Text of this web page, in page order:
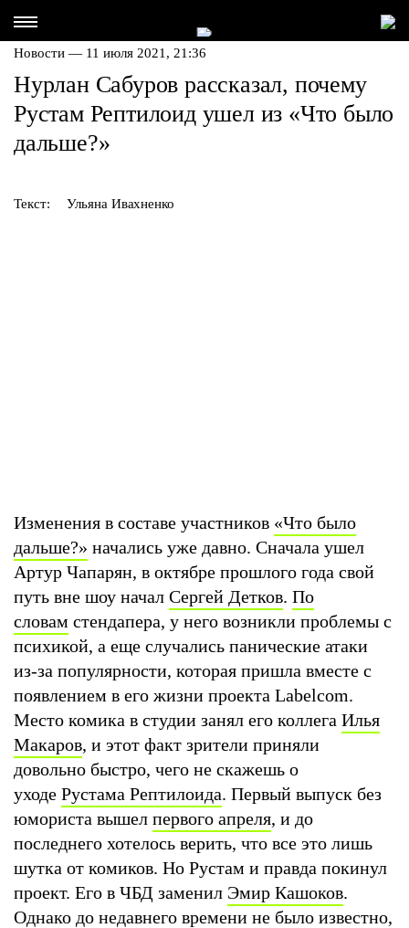
Новости — 11 июля 2021, 21:36
Нурлан Сабуров рассказал, почему
Рустам Рептилоид ушел из «Что было
дальше?»
Текст: Ульяна Ивахненко
Изменения в составе участников «Что было
дальше?» начались уже давно. Сначала ушел
Артур Чапарян, в октябре прошлого года свой
путь вне шоу начал Сергей Детков. По
словам стендапера, у него возникли проблемы с
психикой, а еще случались панические атаки
из-за популярности, которая пришла вместе с
появлением в его жизни проекта Labelcom.
Место комика в студии занял его коллега Илья
Макаров, и этот факт зрители приняли
довольно быстро, чего не скажешь о
уходе Рустама Рептилоида. Первый выпуск без
юмориста вышел первого апреля, и до
последнего хотелось верить, что все это лишь
шутка от комиков. Но Рустам и правда покинул
проект. Его в ЧБД заменил Эмир Кашоков.
Однако до недавнего времени не было известно,